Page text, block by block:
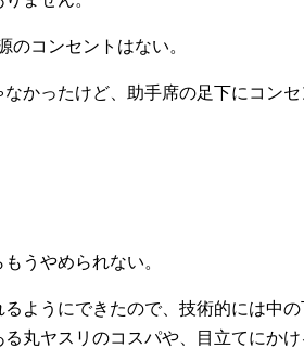
コンセントはない。
かったけど、助手席の足下にコンセ
うやめられない。
ようにできたので、技術的には中の
丸ヤスリのコスパや、目立てにかけ